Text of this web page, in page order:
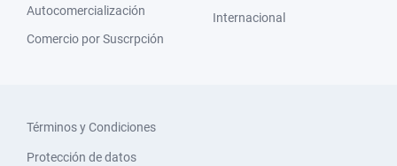
Autocomercialización
Comercio por Suscrpción
Internacional
Términos y Condiciones
Protección de datos